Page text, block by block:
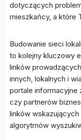
dotyczących
mieszkańcy, a które
Budowanie sieci
to kolejny kluczowy
linków
innych, lokalnych i
portale informacyjne
czy partnerów
linków
algorytmów